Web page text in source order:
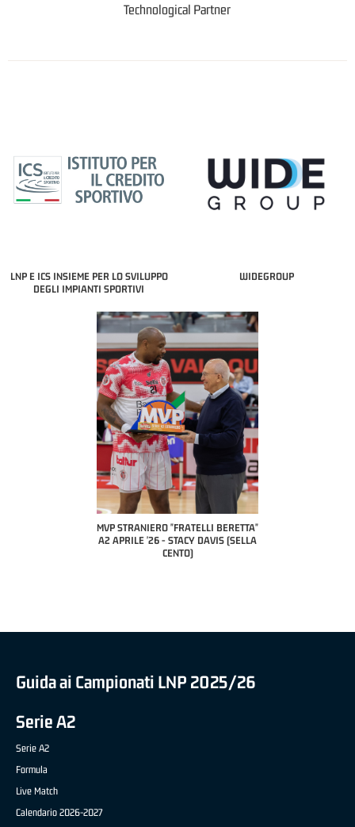
Technological Partner
LNP E ICS INSIEME PER LO SVILUPPO
DEGLI IMPIANTI SPORTIVI
WIDEGROUP
"FRATELLI BERETTA"
MVP "FRATELLI BERETTA" SAMUEL
DILAS B NAZIONALE APRILE '26 -
MARCO RESTELLI (TAV TREVIGLIO
Guida ai Campionati LNP 2025/26
Serie A2
Serie A2
Formula
Live Match
Calendario 2026-2027